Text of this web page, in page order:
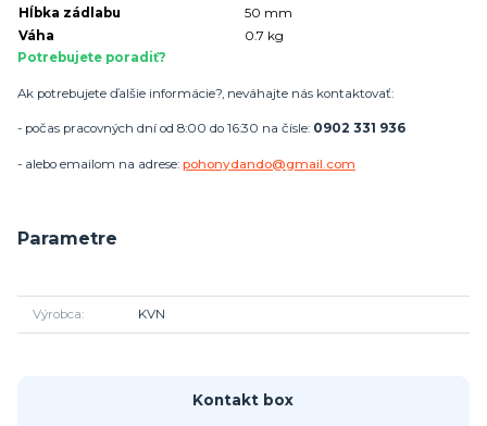
Hĺbka zádlabu
50 mm
Váha
0.7 kg
Potrebujete poradiť?
Ak potrebujete ďalšie informácie?, neváhajte nás kontaktovať:
- počas pracovných dní od 8:00 do 16:30 na čísle: 0902 331 936
- alebo emailom na adrese: pohonydando@gmail.com
Parametre
Výrobca KVN
Kontakt box